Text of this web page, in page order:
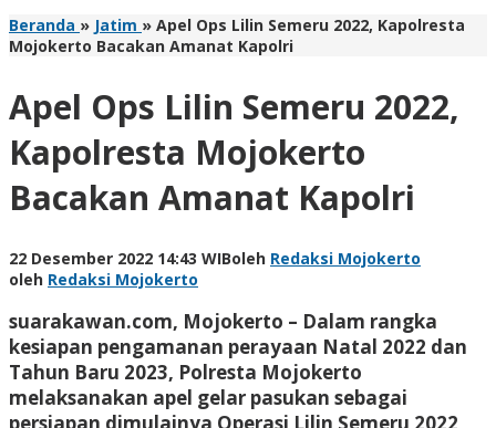
Beranda » Jatim » Apel Ops Lilin Semeru 2022, Kapolresta
Mojokerto Bacakan Amanat Kapolri
Apel Ops Lilin Semeru 2022,
Kapolresta Mojokerto
Bacakan Amanat Kapolri
22 Desember 2022 14:43 WIBoleh Redaksi Mojokerto
oleh Redaksi Mojokerto
suarakawan.com, Mojokerto – Dalam rangka
kesiapan pengamanan perayaan Natal 2022 dan
Tahun Baru 2023, Polresta Mojokerto
melaksanakan apel gelar pasukan sebagai
persiapan dimulainya Operasi Lilin Semeru 2022